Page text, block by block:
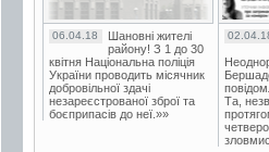
06.04.18
Шановні жителі
району! З 1 до 30
квітня Національна поліція
України проводить місячник
добровільної здачі
незареєстрованої зброї та
боєприпасів до неї.»»
Та,